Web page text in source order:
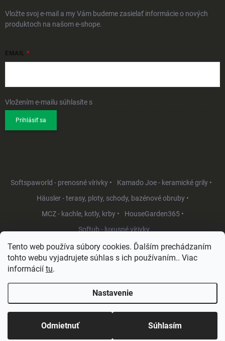
Tento web používa súbory cookies. Ďalším prechádzaním
tohto webu vyjadrujete súhlas s ich používaním.. Viac
informácií tu.
Nastavenie
Odmietnuť Súhlasím
Vložte svoj e-mail a my Vám budeme zasielať informácie o nových
produktoch na našom e-shope.
EMAIL
Vložením e-mailu súhlasíte s
Prihlásiť sa
Softspaworld - prenosné vírivky •
Kamado Joe - keramické grily •
Häusler - terasy, ploty, schody, bazénové obruby •
MCZ - kachle, kotly, krby •
HouseGarden365 •
Softub - luxusné vírivky
Vytvoril Shoptet
Copyright 2026HouseGarden.sk. Všetky práva vyhradené.Upraviť